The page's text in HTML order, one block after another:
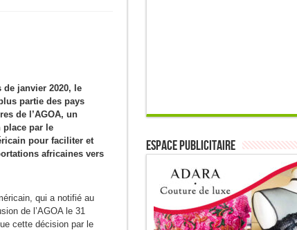
janvier 2020, le
partie des pays
de l’AGOA, un
place par le
pour faciliter et
africaines vers
qui a notifié au
de l’AGOA le 31
cette décision par le
ESPACE PUBLICITAIRE